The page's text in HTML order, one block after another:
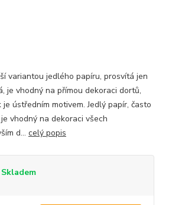
variantou jedlého papíru, prosvítá jen
je vhodný na přímou dekoraci dortů,
ústředním motivem. Jedlý papír, často
vhodný na dekoraci všech
d... celý popis
Skladem